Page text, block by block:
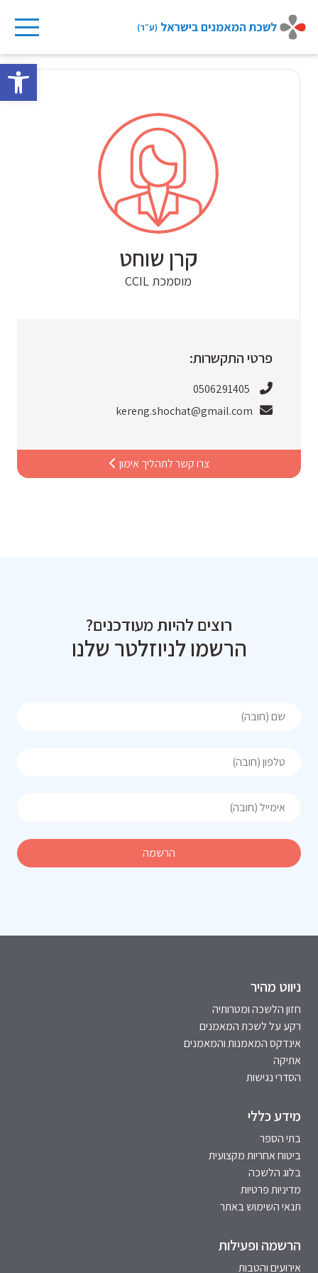
to
קרן שוחט
מוסמכת CCIL
פרטי התקשרות:
0506291405
kereng.shochat@gmail.com
צרו קשר לתהליך אימון
רוצים להיות מעודכנים?
הרשמו לניוזלטר שלנו
ניווט מהיר
חזון הלשכה ומטרותיה
רקע על לשכת המאמנים
אינדקס המאמנות והמאמנים
אתיקה
הסדרי נגישות
מידע כללי
בתי הספר
ביטוח אחריות מקצועית
בלוג הלשכה
מדיניות פרטיות
תנאי השימוש באתר
הרשמה ופעילות
אירועים והטבות